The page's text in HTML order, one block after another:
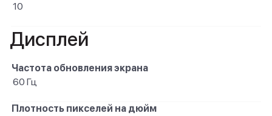
10
Дисплей
Частота обновления экрана
60 Гц
Плотность пикселей на дюйм